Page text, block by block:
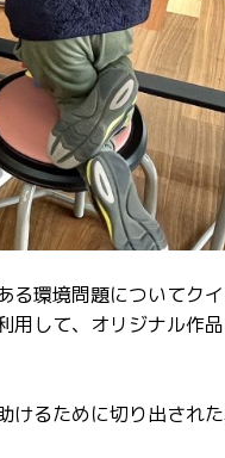
環境問題についてク
して、オリジナル作
るために切り出された